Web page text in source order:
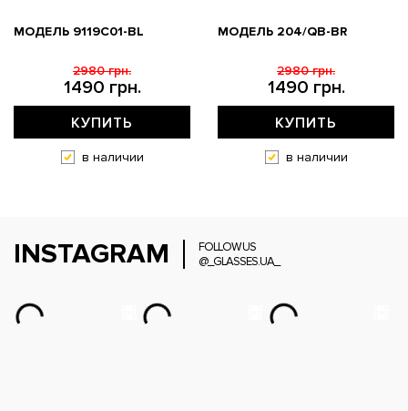
МОДЕЛЬ 9119С01-BL
1490 грн.
2980 грн.
КУПИТЬ
в наличии
МОДЕЛЬ 204/QB-BR
1490 грн.
2980 грн.
КУПИТЬ
в наличии
INSTAGRAM
FOLLOW US
@_GLASSES.UA_